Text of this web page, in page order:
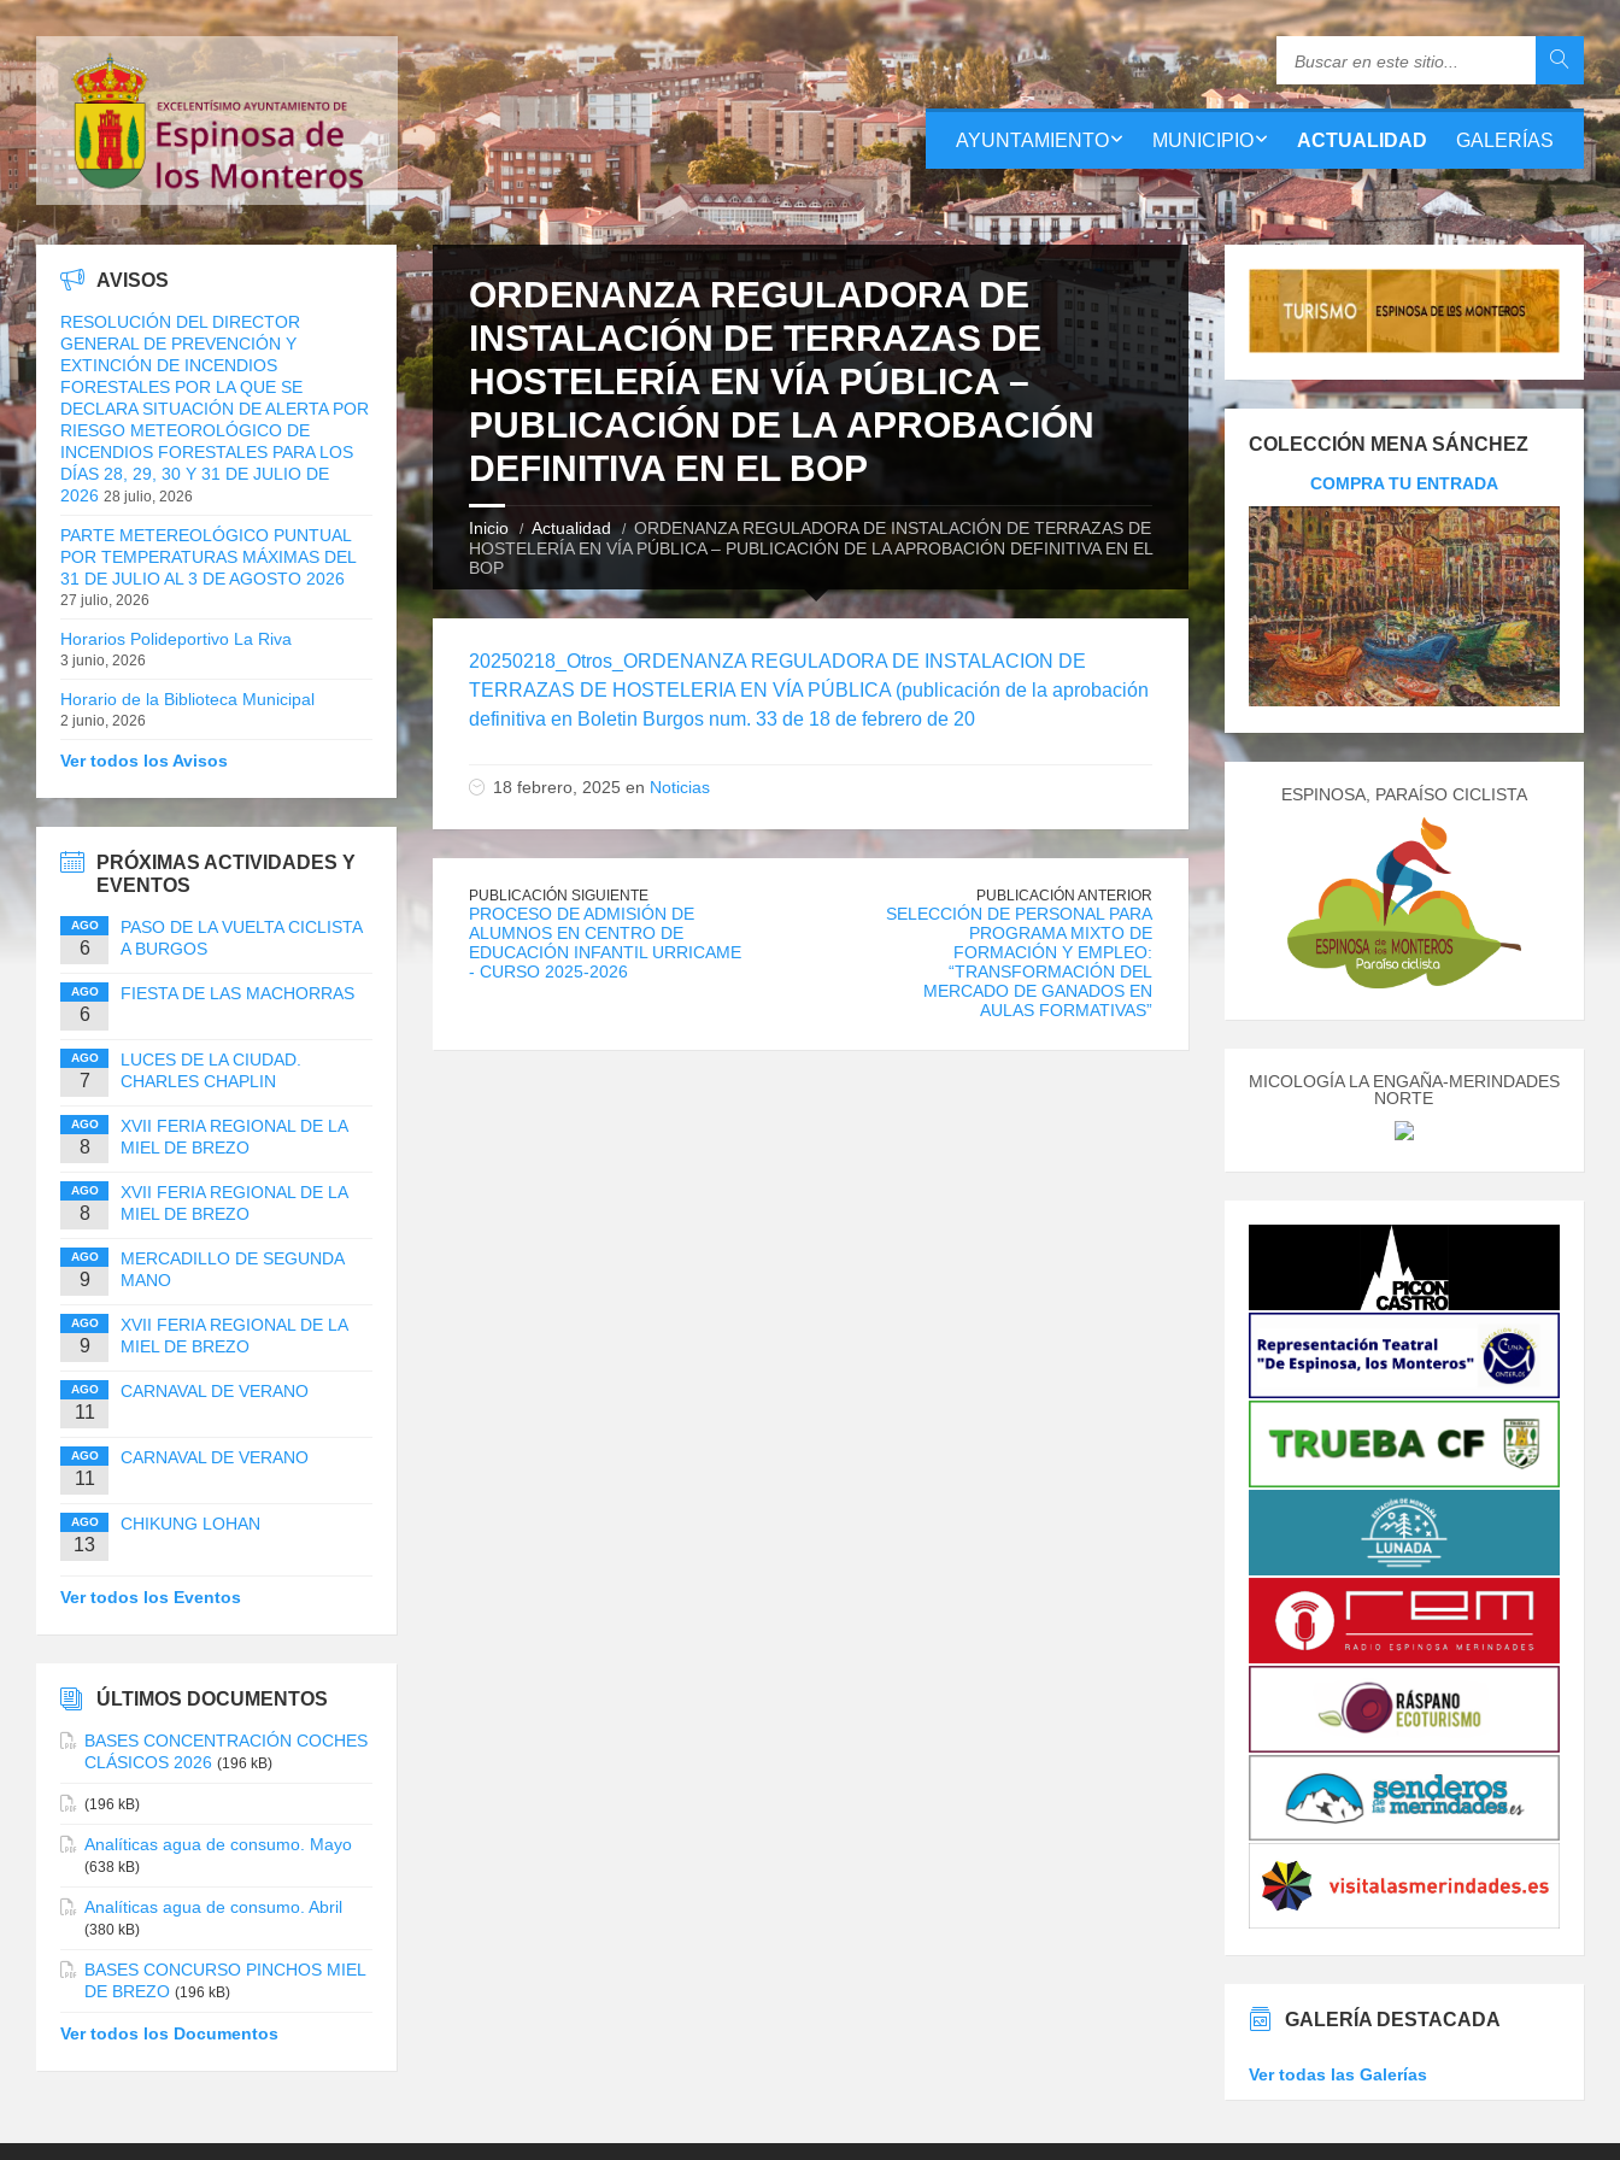
AYUNTAMIENTO MUNICIPIO ACTUALIDAD GALERÍAS
ORDENANZA REGULADORA DE
INSTALACIÓN DE TERRAZAS DE
HOSTELERÍA EN VÍA PÚBLICA –
PUBLICACIÓN DE LA APROBACIÓN
DEFINITIVA EN EL BOP
Inicio Actualidad
ORDENANZA REGULADORA DE INSTALACIÓN DE TERRAZAS DE
HOSTELERÍA EN VÍA PÚBLICA – PUBLICACIÓN DE LA APROBACIÓN DEFINITIVA EN EL
BOP
20250218_Otros_ORDENANZA REGULADORA DE INSTALACION DE
TERRAZAS DE HOSTELERIA EN VÍA PÚBLICA (publicación de la aprobación
definitiva en Boletin Burgos num. 33 de 18 de febrero de 20
18 febrero, 2025 en Noticias
PUBLICACIÓN SIGUIENTE
PROCESO DE ADMISIÓN DE
ALUMNOS EN CENTRO DE
EDUCACIÓN INFANTIL URRICAME
- CURSO 2025-2026
PUBLICACIÓN ANTERIOR
SELECCIÓN DE PERSONAL PARA
PROGRAMA MIXTO DE
FORMACIÓN Y EMPLEO:
“TRANSFORMACIÓN DEL
MERCADO DE GANADOS EN
AULAS FORMATIVAS”
AVISOS
RESOLUCIÓN DEL DIRECTOR
GENERAL DE PREVENCIÓN Y
EXTINCIÓN DE INCENDIOS
FORESTALES POR LA QUE SE
DECLARA SITUACIÓN DE ALERTA POR
RIESGO METEOROLÓGICO DE
INCENDIOS FORESTALES PARA LOS
DÍAS 28, 29, 30 Y 31 DE JULIO DE
2026 28 julio, 2026
PARTE METEREOLÓGICO PUNTUAL
POR TEMPERATURAS MÁXIMAS DEL
31 DE JULIO AL 3 DE AGOSTO 2026
27 julio, 2026
Horarios Polideportivo La Riva
3 junio, 2026
Horario de la Biblioteca Municipal
2 junio, 2026
Ver todos los Avisos
PRÓXIMAS ACTIVIDADES Y
EVENTOS
AGO
6
PASO DE LA VUELTA CICLISTA
A BURGOS
AGO
6
FIESTA DE LAS MACHORRAS
AGO
7
LUCES DE LA CIUDAD.
CHARLES CHAPLIN
AGO
8
XVII FERIA REGIONAL DE LA
MIEL DE BREZO
AGO
8
XVII FERIA REGIONAL DE LA
MIEL DE BREZO
AGO
9
MERCADILLO DE SEGUNDA
MANO
AGO
9
XVII FERIA REGIONAL DE LA
MIEL DE BREZO
AGO
11
CARNAVAL DE VERANO
AGO
11
CARNAVAL DE VERANO
AGO
13
CHIKUNG LOHAN
Ver todos los Eventos
ÚLTIMOS DOCUMENTOS
BASES CONCENTRACIÓN COCHES
CLÁSICOS 2026 (196 kB)
(196 kB)
Analíticas agua de consumo. Mayo
(638 kB)
Analíticas agua de consumo. Abril
(380 kB)
BASES CONCURSO PINCHOS MIEL
DE BREZO (196 kB)
Ver todos los Documentos
COLECCIÓN MENA SÁNCHEZ
COMPRA TU ENTRADA
ESPINOSA, PARAÍSO CICLISTA
MICOLOGÍA LA ENGAÑA-MERINDADES
NORTE
GALERÍA DESTACADA
Ver todas las Galerías